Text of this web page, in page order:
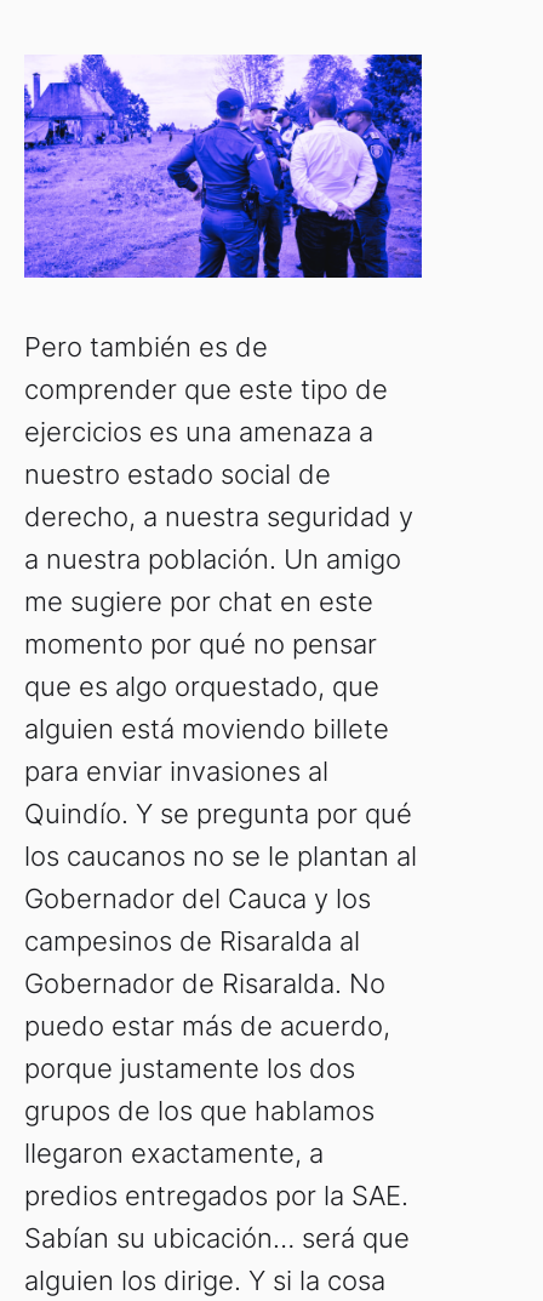
Pero también es de
comprender que este tipo de
ejercicios es una amenaza a
nuestro estado social de
derecho, a nuestra seguridad y
a nuestra población. Un amigo
me sugiere por chat en este
momento por qué no pensar
que es algo orquestado, que
alguien está moviendo billete
para enviar invasiones al
Quindío. Y se pregunta por qué
los caucanos no se le plantan al
Gobernador del Cauca y los
campesinos de Risaralda al
Gobernador de Risaralda. No
puedo estar más de acuerdo,
porque justamente los dos
grupos de los que hablamos
llegaron exactamente, a
predios entregados por la SAE.
Sabían su ubicación… será que
alguien los dirige. Y si la cosa